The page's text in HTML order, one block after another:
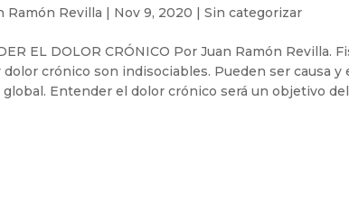
Ramón Revilla | Nov 9, 2020 |Sin categorizar
EL DOLOR CRÓNICO Por Juan Ramón Revilla.
dolor crónico son indisociables. Pueden ser causa
global. Entender el dolor crónico será un objetivo